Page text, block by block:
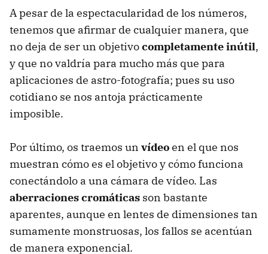
A pesar de la espectacularidad de los números,
tenemos que afirmar de cualquier manera, que
no deja de ser un objetivocompletamente inútil,
y que no valdría para mucho más que para
aplicaciones de astro-fotografía; pues su uso
cotidiano se nos antoja prácticamente
imposible.
Por último, os traemos un vídeoen el que nos
muestran cómo es el objetivo y cómo funciona
conectándolo a una cámara de vídeo. Las
aberraciones cromáticas son bastante
aparentes, aunque en lentes de dimensiones tan
sumamente monstruosas, los fallos se acentúan
de manera exponencial.